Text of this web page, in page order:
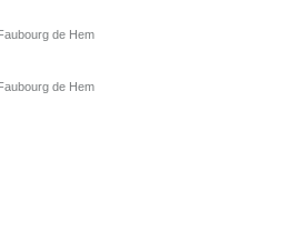
de Hem
de Hem